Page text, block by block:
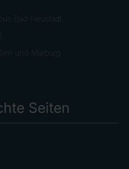
Bad Neustadt
und Marburg
Seiten